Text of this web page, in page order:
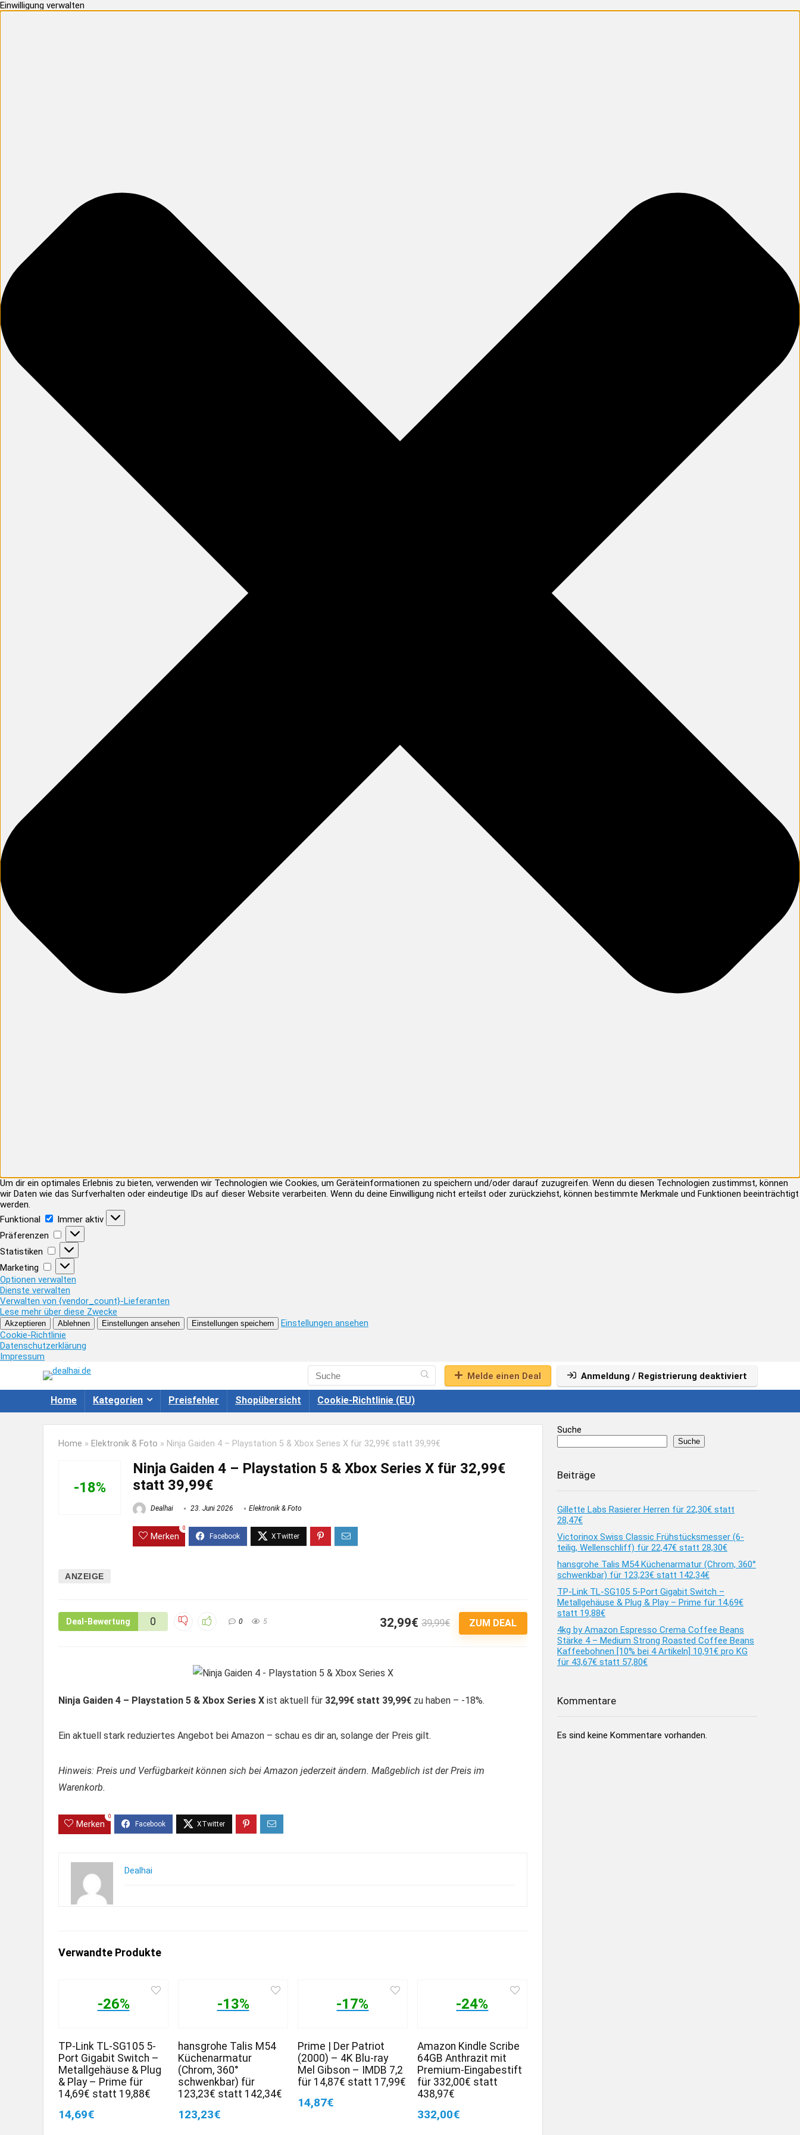
Einwilligung verwalten
Um dir ein optimales Erlebnis zu bieten, verwenden wir Technologien wie Cookies, um Geräteinformationen zu speichern und/oder darauf zuzugreifen. Wenn du diesen Technologien zustimmst, können
wir Daten wie das Surfverhalten oder eindeutige IDs auf dieser Website verarbeiten. Wenn du deine Einwilligung nicht erteilst oder zurückziehst, können bestimmte Merkmale und Funktionen beeinträchtigt
werden.
Funktional
Funktional
Immer aktiv
Präferenzen
Präferenzen
Statistiken
Statistiken
Marketing
Marketing
Optionen verwalten
Dienste verwalten
Verwalten von {vendor_count}-Lieferanten
Lese mehr über diese Zwecke
Akzeptieren Ablehnen Einstellungen ansehen Einstellungen speichern
Einstellungen ansehen
Cookie-Richtlinie
Datenschutzerklärung
Impressum
Melde einen Deal
Anmeldung / Registrierung deaktiviert
Home Kategorien Preisfehler Shopübersicht Cookie-Richtlinie (EU)
Home » Elektronik & Foto » Ninja Gaiden 4 – Playstation 5 & Xbox Series X für 32,99€ statt 39,99€
-18%
Ninja Gaiden 4 – Playstation 5 & Xbox Series X für 32,99€
statt 39,99€
Dealhai 23. Juni 2026 Elektronik & Foto
Merken
0
ANZEIGE
Deal-Bewertung 0 0 5 32,99€ 39,99€ ZUM DEAL
Ninja Gaiden 4 – Playstation 5 & Xbox Series X ist aktuell für 32,99€ statt 39,99€ zu haben – -18%.
Ein aktuell stark reduziertes Angebot bei Amazon – schau es dir an, solange der Preis gilt.
Hinweis: Preis und Verfügbarkeit können sich bei Amazon jederzeit ändern. Maßgeblich ist der Preis im
Warenkorb.
Merken
0
Dealhai
Verwandte Produkte
-26%
TP-Link TL-SG105 5-
Port Gigabit Switch –
Metallgehäuse & Plug
& Play – Prime für
14,69€ statt 19,88€
14,69€
-13%
hansgrohe Talis M54
Küchenarmatur
(Chrom, 360°
schwenkbar) für
123,23€ statt 142,34€
123,23€
-17%
Prime | Der Patriot
(2000) – 4K Blu-ray
Mel Gibson – IMDB 7,2
für 14,87€ statt 17,99€
14,87€
-24%
Amazon Kindle Scribe
64GB Anthrazit mit
Premium-Eingabestift
für 332,00€ statt
438,97€
332,00€
Suche
Suche
Beiträge
Gillette Labs Rasierer Herren für 22,30€ statt
28,47€
Victorinox Swiss Classic Frühstücksmesser (6-
teilig, Wellenschliff) für 22,47€ statt 28,30€
hansgrohe Talis M54 Küchenarmatur (Chrom, 360°
schwenkbar) für 123,23€ statt 142,34€
TP-Link TL-SG105 5-Port Gigabit Switch –
Metallgehäuse & Plug & Play – Prime für 14,69€
statt 19,88€
4kg by Amazon Espresso Crema Coffee Beans
Stärke 4 – Medium Strong Roasted Coffee Beans
Kaffeebohnen [10% bei 4 Artikeln] 10,91€ pro KG
für 43,67€ statt 57,80€
Kommentare
Es sind keine Kommentare vorhanden.